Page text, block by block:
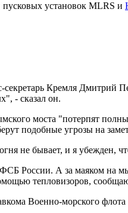
установок MLRS и
Кремля Дмитрий
- сказал он.
моста "потерпят
подобные угрозы на
не бывает, и я убежден,
России. А за маяком на
тепловизоров,
Военно-морского